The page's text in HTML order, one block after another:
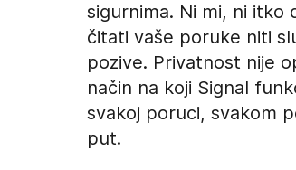
sigurnima. Ni mi, ni itko
čitati vaše poruke niti
pozive. Privatnost nije
način na koji Signal
svakoj poruci, svakom
put.